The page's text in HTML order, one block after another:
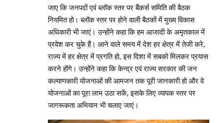
जाए कि जनपदों एवं ब्लॉक स्तर पर बैंकर्स समिति की बैठक
नियमित हो। ब्लॉक स्तर पर होने वाली बैठकों में मुख्य विकास
अधिकारी भी जाएं। उन्होंने कहा कि हम आजादी के अमृतकाल में
प्रवेश कर चुके हैं। आने वाले समय में देश हर क्षेत्र में तेजी करे,
राज्य में हर क्षेत्र में प्रगति हो, इस दिशा में सबको मिलकर प्रयास
करने होंगे। उन्होंने कहा कि केन्द्र एवं राज्य सरकार की जन
कल्याणकारी योजनाओं की आमजन तक पूरी जानकारी हो और वे
योजनाओं का पूरा लाभ उठा सकें, इसके लिए व्यापक स्तर पर
जागरूकता अभियान भी चलाए जाएं।